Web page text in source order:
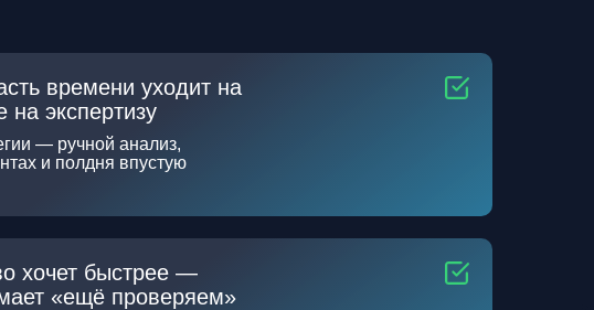
хочет быстрее —
«ещё проверяем»
— ручной анализ,
и полдня впустую
времени уходит на
на экспертизу